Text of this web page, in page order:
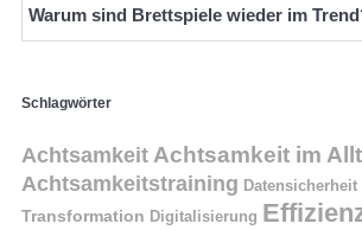
Warum sind Brettspiele wieder im
Schlagwörter
Achtsamkeit Achtsamkeit im
Achtsamkeitstraining Datensicherheit
Transformation Digitalisierung